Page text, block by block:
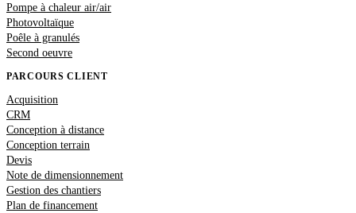
Pompe à chaleur air/air
Photovoltaïque
Poêle à granulés
Second oeuvre
PARCOURS CLIENT
Acquisition
CRM
Conception à distance
Conception terrain
Devis
Note de dimensionnement
Gestion des chantiers
Plan de financement